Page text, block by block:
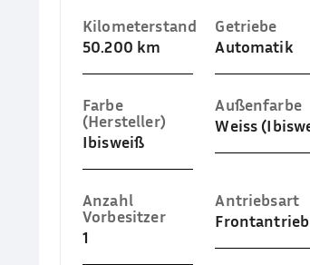
Kilometerstand
50.200 km
Getriebe
Automatik
Farbe
(Hersteller)
Ibisweiß
Außenfarbe
Anzahl
Vorbesitzer
1
Antriebsart
Frontantrieb